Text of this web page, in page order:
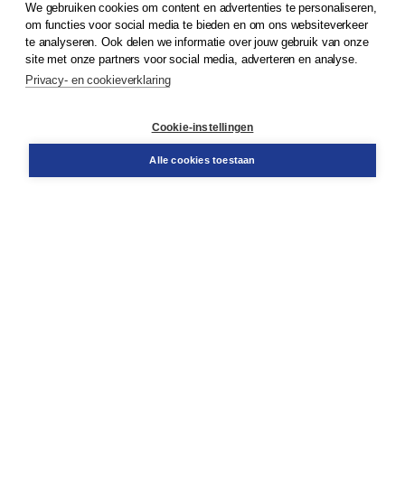
© 2026Koninklijke Boom uitgevers
Klantenservice
Service & informatie
Contact
We gebruiken cookies om content en advertenties te personaliseren,
om functies voor social media te bieden en om ons websiteverkeer
te analyseren. Ook delen we informatie over jouw gebruik van onze
site met onze partners voor social media, adverteren en analyse.
Privacy- en cookieverklaring
Cookie-instellingen
Alle cookies toestaan